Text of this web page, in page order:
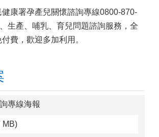
康署孕產兒關懷諮詢專線0800-870-
生產、哺乳、育兒問題諮詢服務，全
費，歡迎多加利用。
專線海報
MB)